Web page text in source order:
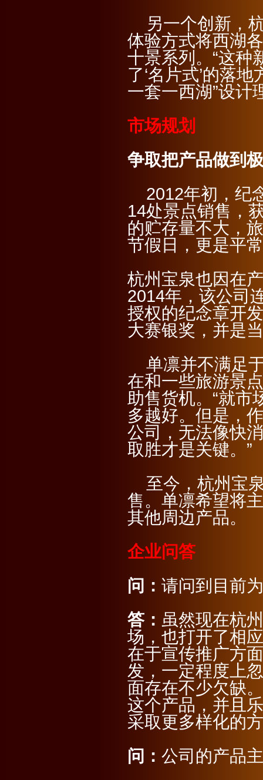
另一个创新，杭
体验方式将西湖
十景系列。“这种
了‘名片式’的落
一套一西湖”设计
市场规划
争取把产品做到
2012年初，纪
14处景点销售，
的贮存量不大，
节假日，更是平
杭州宝泉也因在
2014年，该公司
授权的纪念章开
大赛银奖，并是
单凛并不满足
在和一些旅游景
助售货机。“就市
多越好。但是，
公司，无法像快
取胜才是关键。”
至今，杭州宝
售。单凛希望将
其他周边产品。
企业问答
问： 请问到目前
答： 虽然现在杭
场，也打开了相
在于宣传推广方
发，一定程度上
面存在不少欠缺
这个产品，并且
采取更多样化的
问： 公司的产品